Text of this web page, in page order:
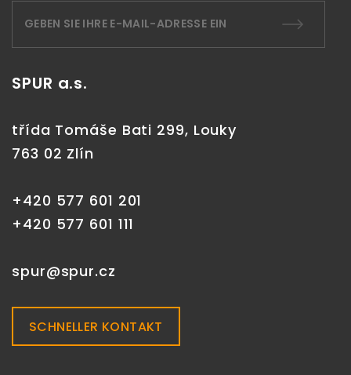
SPUR a.s.
třída Tomáše Bati 299, Louky
763 02 Zlín
+420 577 601 201
+420 577 601 111
spur@spur.cz
SCHNELLER KONTAKT